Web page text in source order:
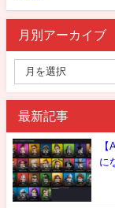
月別アーカイブ
最新記事
に